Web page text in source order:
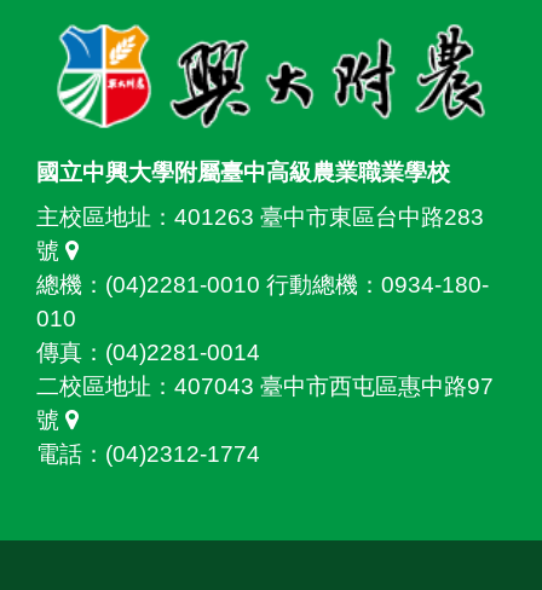
國立中興大學附屬臺中高級農業職業學校
主校區地址： 401263 臺中市東區台中路283
號
總機：(04)2281-0010 行動總機：0934-180-
010
傳真：(04)2281-0014
二校區地址： 407043 臺中市西屯區惠中路97
號
電話：(04)2312-1774